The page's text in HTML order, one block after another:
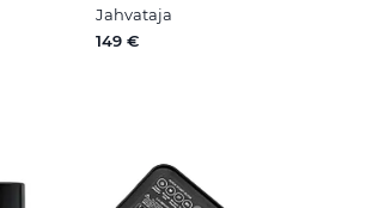
Jahvataja
149 €